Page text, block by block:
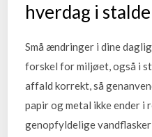
hverdag i
Små ændringer i dine
forskel for miljøet, også i
affald korrekt, så
papir og metal ikke ender i
genopfyldelige